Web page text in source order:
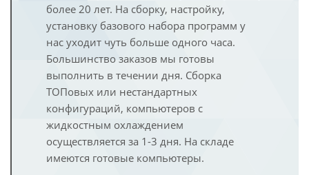
более 20 лет. На сборку, настройку,
установку базового набора программ у
нас уходит чуть больше одного часа.
Большинство заказов мы готовы
выполнить в течении дня. Сборка
ТОПовых или нестандартных
конфигураций, компьютеров с
жидкостным охлаждением
осуществляется за 1-3 дня. На складе
имеются готовые компьютеры.